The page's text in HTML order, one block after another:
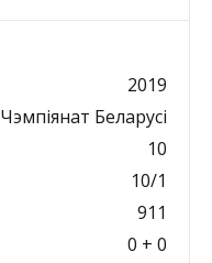
2019
Чэмпіянат Беларусі
10
10/1
911
0 + 0